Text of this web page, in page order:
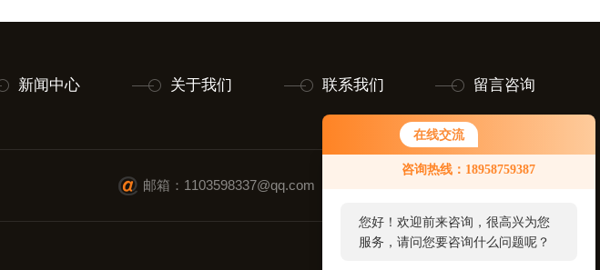
在线交流
咨询热线：18958759387
您好！欢迎前来咨询，很高兴为您
服务，请问您要咨询什么问题呢？
新闻中心 关于我们 联系我们 留言咨询
邮箱：1103598337@qq.com